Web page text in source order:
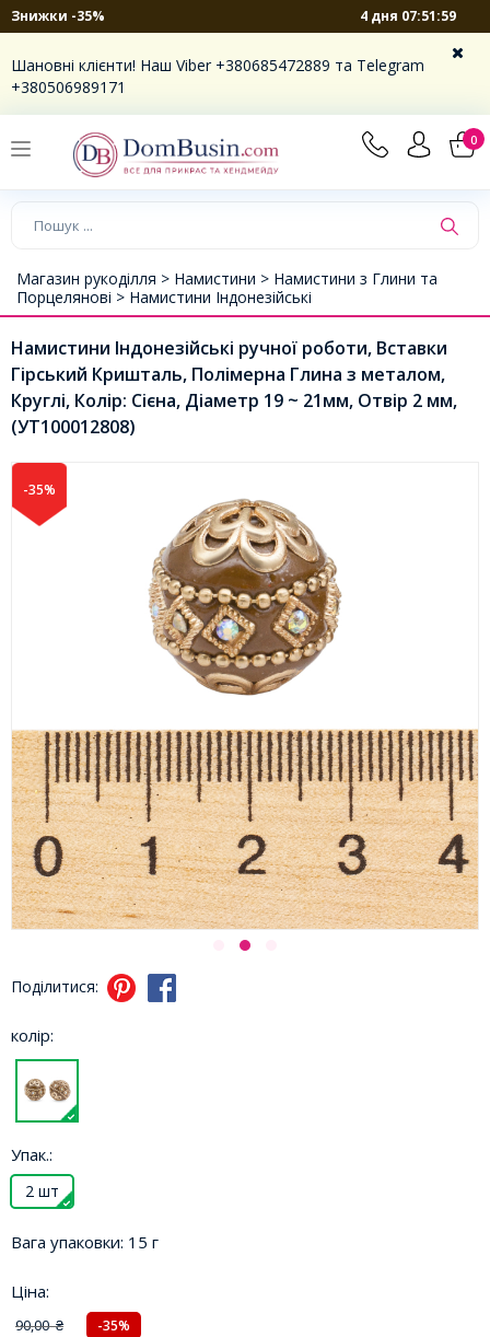
Знижки -35% 4 дня 07:51:59
Шановні клієнти! Наш Viber +380685472889 та Telegram
+380506989171
0
Магазин рукоділля > Намистини > Намистини з Глини та
Порцелянові > Намистини Індонезійські
Намистини Індонезійські ручної роботи, Вставки
Гірський Кришталь, Полімерна Глина з металом,
Круглі, Колір: Сієна, Діаметр 19 ~ 21мм, Отвір 2 мм,
(УТ100012808)
-35%
Поділитися:
колір:
Упак.:
2 шт
Вага упаковки: 15 г
Ціна:
90,00₴ -35%